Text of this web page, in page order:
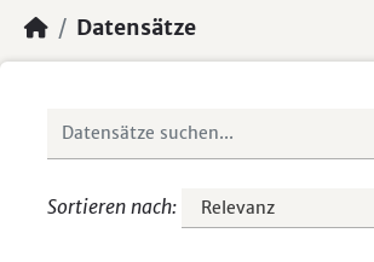
Datensätze
Sortieren nach